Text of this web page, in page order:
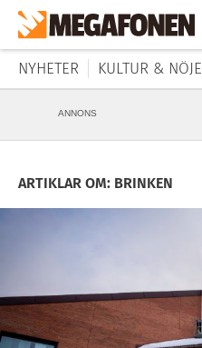
NYHETER KULTUR & NÖJE
ANNONS
ARTIKLAR OM: BRINKEN